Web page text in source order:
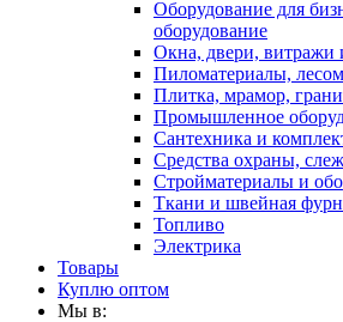
Оборудование для
оборудование
Окна, двери,
Пиломатериалы,
Плитка, мрамор,
Промышленное
Сантехника и
Средства охраны,
Стройматериалы и
Ткани и швейная
Топливо
Электрика
Товары
Куплю оптом
Мы в: